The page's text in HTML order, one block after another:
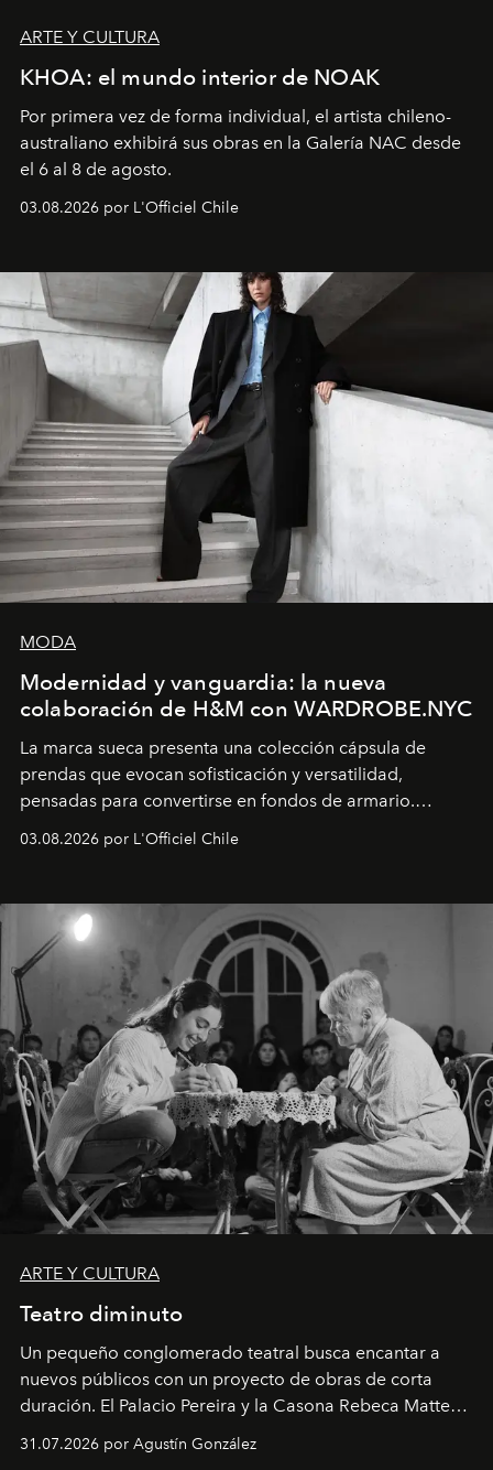
ARTE Y CULTURA
KHOA: el mundo interior de NOAK
Por primera vez de forma individual, el artista chileno-
australiano exhibirá sus obras en la Galería NAC desde
el 6 al 8 de agosto.
03.08.2026 por L'Officiel Chile
MODA
Modernidad y vanguardia: la nueva
colaboración de H&M con WARDROBE.NYC
La marca sueca presenta una colección cápsula de
prendas que evocan sofisticación y versatilidad,
pensadas para convertirse en fondos de armario.
03.08.2026 por L'Officiel Chile
ARTE Y CULTURA
Teatro diminuto
Un pequeño conglomerado teatral busca encantar a
nuevos públicos con un proyecto de obras de corta
duración. El Palacio Pereira y la Casona Rebeca Matte
miniobras. Sus puestas en escena son limpias; ponen el
31.07.2026 por Agustín González